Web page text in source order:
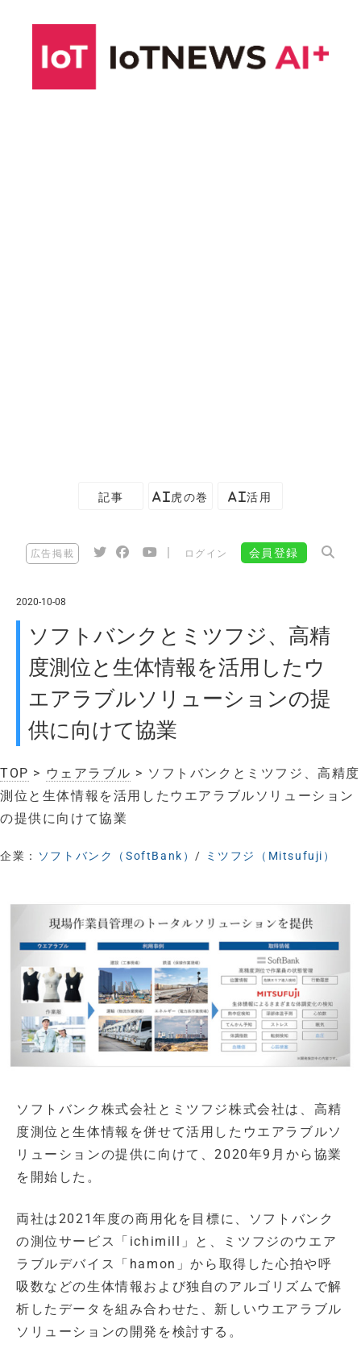
記事 AI虎の巻 AI活用
広告掲載 ログイン 会員登録
2020-10-08
ソフトバンクとミツフジ、高精
度測位と生体情報を活用したウ
エアラブルソリューションの提
供に向けて協業
TOP > ウェアラブル > ソフトバンクとミツフジ、高精度
測位と生体情報を活用したウエアラブルソリューション
の提供に向けて協業
企業： ソフトバンク（SoftBank）/ ミツフジ（Mitsufuji）
ソフトバンク株式会社とミツフジ株式会社は、高精
度測位と生体情報を併せて活用したウエアラブルソ
リューションの提供に向けて、2020年9月から協業
を開始した。
両社は2021年度の商用化を目標に、ソフトバンク
の測位サービス「ichimill」と、ミツフジのウエア
ラブルデバイス「hamon」から取得した心拍や呼
吸数などの生体情報および独自のアルゴリズムで解
析したデータを組み合わせた、新しいウエアラブル
ソリューションの開発を検討する。